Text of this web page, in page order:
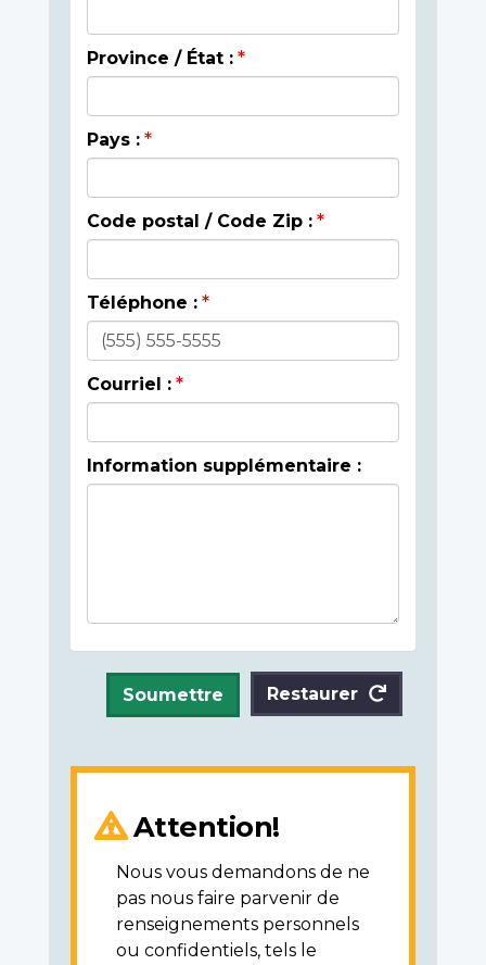
Province / État :
Pays :
Code postal / Code Zip :
Téléphone :
Courriel :
Information supplémentaire :
Soumettre Restaurer
Attention!
Nous vous demandons de ne
pas nous faire parvenir de
renseignements personnels
ou confidentiels, tels le